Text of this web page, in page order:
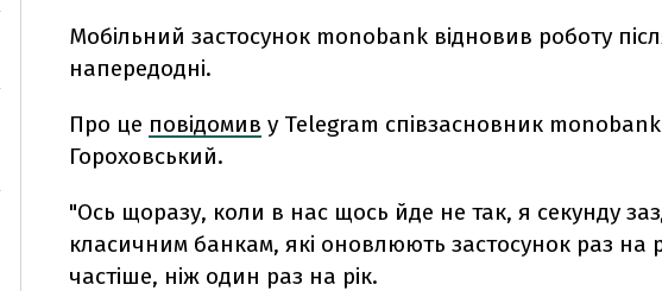
Мобільний застосунок monobank відновив роботу
напередодні.
Про це повідомив у Telegram співзасновник
Гороховський.
"Ось щоразу, коли в нас щось йде не так, я секунду
класичним банкам, які оновлюють застосунок раз на
частіше, ніж один раз на рік.